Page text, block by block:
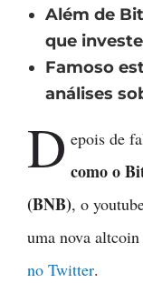
Além de
que
Famoso
análises
D epois de
como o
(BNB), o
uma nova altcoin
no Twitter.